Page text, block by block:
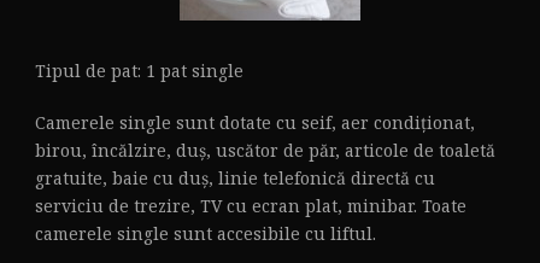
Tipul de pat: 1 pat single
Camerele single sunt dotate cu seif, aer condiționat,
birou, încălzire, duș, uscător de păr, articole de toaletă
gratuite, baie cu duș, linie telefonică directă cu
serviciu de trezire, TV cu ecran plat, minibar. Toate
camerele single sunt accesibile cu liftul.